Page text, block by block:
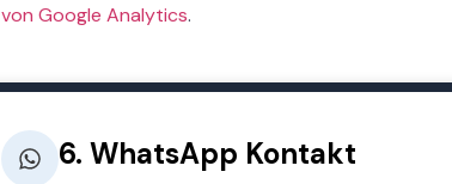
von Google Analytics.
6. WhatsApp Kontakt